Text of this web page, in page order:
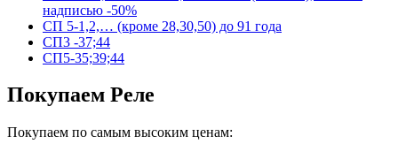
надписью -50%
СП 5-1,2,… (кроме 28,30,50) до 91 года
СП3 -37;44
СП5-35;39;44
Покупаем Реле
Покупаем по самым высоким ценам: